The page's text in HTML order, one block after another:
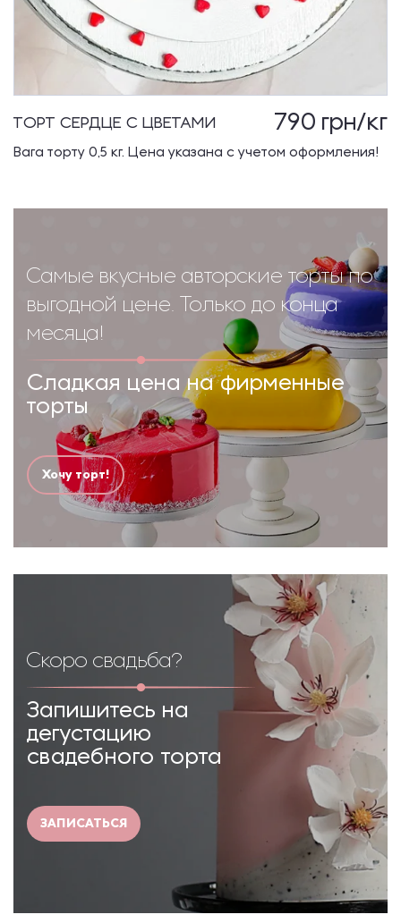
ТОРТ СЕРДЦЕ С ЦВЕТАМИ 790 грн/кг
Вага торту 0,5 кг. Цена указана с учетом оформления!
Самые вкусные авторские торты по
выгодной цене. Только до конца
месяца!
Сладкая цена на фирменные
торты
Хочу торт!
Скоро свадьба?
Запишитесь на
дегустацию
свадебного торта
ЗАПИСАТЬСЯ